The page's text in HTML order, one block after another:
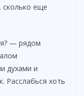
сколько еще
— рядом
духами и
Расслабься хоть